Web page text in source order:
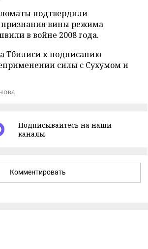
подтвердили
признания вины режима
в войне 2008 года.
Тбилиси к подписанию
силы с Сухумом и
Подписывайтесь на наши
каналы
Комментировать